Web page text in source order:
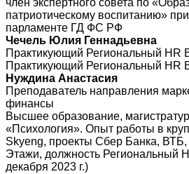
член экспертного совета по
патриотическому воспитанию»
парламенте ГД ФС РФ
Чечель Юлия Геннадьевна
Практикующий Региональный HR
Практикующий Региональный HR
Нуждина Анастасия
Преподаватель направления
финансы
Высшее образование,
«Психология». Опыт работы в
Skyeng, проекты Сбер Банка,
Этажи, должность Региональный
декабря 2023 г.)